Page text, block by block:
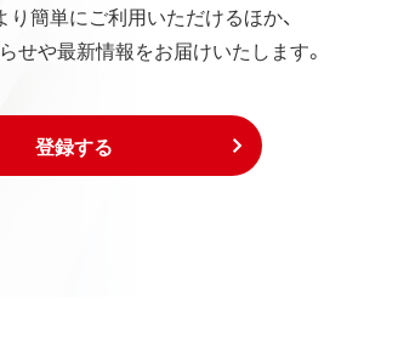
簡単にご利用いただけるほか、
せや最新情報をお届けいたします。
登録する